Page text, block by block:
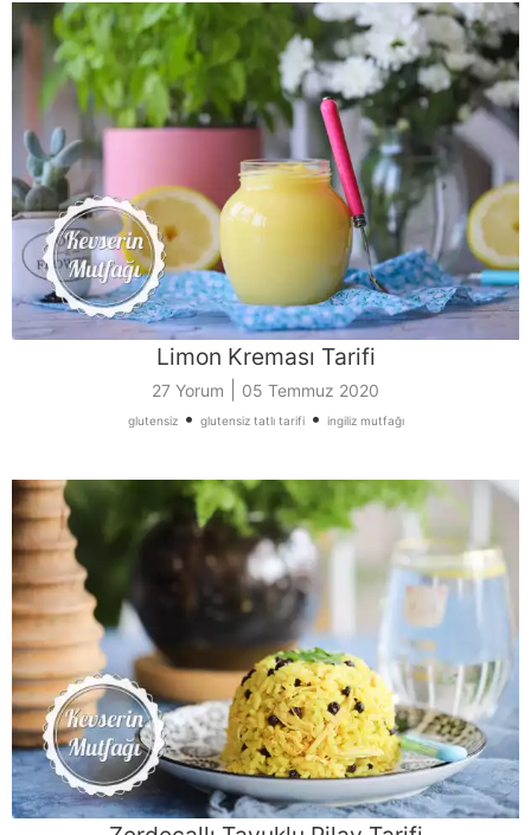
Limon Kreması Tarifi
27 Yorum 05 Temmuz 2020
glutensiz• glutensiz tatlı tarifi• ingiliz mutfağı